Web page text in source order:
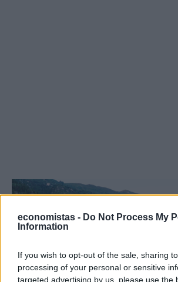
economistas - Do Not Process My
Information
If you wish to opt-out of the sale, sharing
processing of your personal or sensitive
targeted advertising by us, please use the